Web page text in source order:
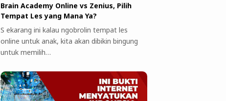
Brain Academy Online vs Zenius, Pilih
Tempat Les yang Mana Ya?
S ekarang ini kalau ngobrolin tempat les
online untuk anak, kita akan dibikin bingung
untuk memilih…